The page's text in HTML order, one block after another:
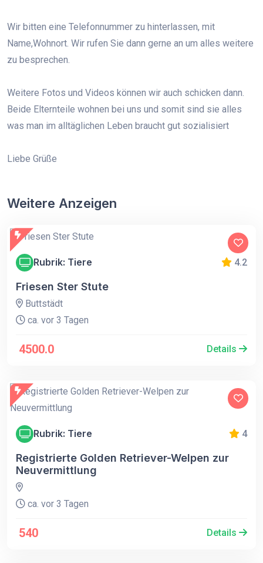
Wir bitten eine Telefonnummer zu hinterlassen, mit
Name,Wohnort. Wir rufen Sie dann gerne an um alles weitere
zu besprechen.
Weitere Fotos und Videos können wir auch schicken dann.
Beide Elternteile wohnen bei uns und somit sind sie alles
was man im alltäglichen Leben braucht gut sozialisiert
Liebe Grüße
Weitere Anzeigen
Rubrik: Tiere 4.2
Friesen Ster Stute
Buttstädt
ca. vor 3 Tagen
4500.0 Details
Rubrik: Tiere 4
Registrierte Golden Retriever-Welpen zur
Neuvermittlung
ca. vor 3 Tagen
540 Details